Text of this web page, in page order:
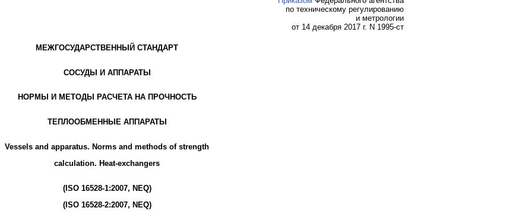
по техническому регулированию
и метрологии
от 14 декабря 2017 г. N 1995-ст
МЕЖГОСУДАРСТВЕННЫЙ СТАНДАРТ
СОСУДЫ И АППАРАТЫ
НОРМЫ И МЕТОДЫ РАСЧЕТА НА ПРОЧНОСТЬ
ТЕПЛООБМЕННЫЕ АППАРАТЫ
Vessels and apparatus. Norms and methods of strength
calculation. Heat-exchangers
(ISO 16528-1:2007, NEQ)
(ISO 16528-2:2007, NEQ)